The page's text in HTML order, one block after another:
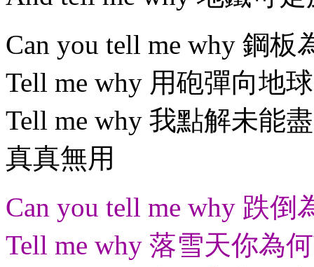
Can you tell me why 鋼板
Tell me why 用砲彈向地
Tell me why 我點解未能
真真無用
Can you tell me why 跌倒
Tell me why 落雪天你為